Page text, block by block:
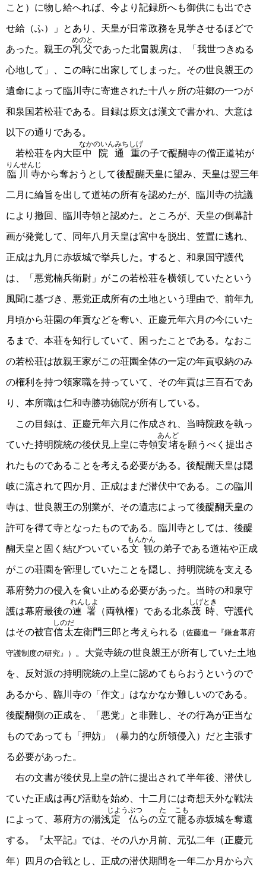
こと）に物し給へれば、今より記録所へも御供にも出でさ
せ給（ふ）」とあり、天皇が日常政務を見学させるほどで
あった。親王の乳父
めのと
であった北畠親房は、「我世つきぬる
心地して」、この時に出家してしまった。その世良親王の
遺命によって臨川寺に寄進された十八ヶ所の荘郷の一つが
和泉国若松荘である。目録は原文は漢文で書かれ、大意は
以下の通りである。
若松荘を内大臣中院通重
なかのいんみちしげ
の子で醍醐寺の僧正道祐が
臨川寺
りんせんじ
から奪おうとして後醍醐天皇に望み、天皇は翌三年
二月に綸旨を出して道祐の所有を認めたが、臨川寺の抗議
により撤回、臨川寺領と認めた。ところが、天皇の倒幕計
画が発覚して、同年八月天皇は宮中を脱出、笠置に逃れ、
正成は九月に赤坂城で挙兵した。すると、和泉国守護代
は、「悪党楠兵衛尉」がこの若松荘を横領していたという
風聞に基づき、悪党正成所有の土地という理由で、前年九
月頃から荘園の年貢などを奪い、正慶元年六月の今にいた
るまで、本荘を知行していて、困ったことである。なおこ
の若松荘は故親王家がこの荘園全体の一定の年貢収納のみ
の権利を持つ領家職を持っていて、その年貢は三百石であ
り、本所職は仁和寺勝功徳院が所有している。
この目録は、正慶元年六月に作成され、当時院政を執っ
ていた持明院統の後伏見上皇に寺領安堵
あんど
を願うべく提出さ
れたものであることを考える必要がある。後醍醐天皇は隠
岐に流されて四か月、正成はまだ潜伏中である。この臨川
寺は、世良親王の別業が、その遺志によって後醍醐天皇の
許可を得て寺となったものである。臨川寺としては、後醍
醐天皇と固く結びついている文観
もんかん
の弟子である道祐や正成
がこの荘園を管理していたことを隠し、持明院統を支える
幕府勢力の侵入を食い止める必要があった。当時の和泉守
護は幕府最後の連署
れんしよ
（両執権）である北条茂時
しげとき
、守護代
はその被官信太
しのだ
左衛門三郎と考えられる （佐藤進一『鎌倉幕府
守護制度の研究』） 。大覚寺統の世良親王が所有していた土地
を、反対派の持明院統の上皇に認めてもらおうというので
あるから、臨川寺の「作文」はなかなか難しいのである。
後醍醐側の正成を、「悪党」と非難し、その行為が正当な
ものであっても「押妨」（暴力的な所領侵入）だと主張す
る必要があった。
右の文書が後伏見上皇の許に提出されて半年後、潜伏し
ていた正成は再び活動を始め、十二月には奇想天外な戦法
によって、幕府方の湯浅定仏
じようぶつ
らの立
た
て籠
こも
る赤坂城を奪還
する。『太平記』では、その八か月前、元弘二年（正慶元
年）四月の合戦とし、正成の潜伏期間を一年二か月から六